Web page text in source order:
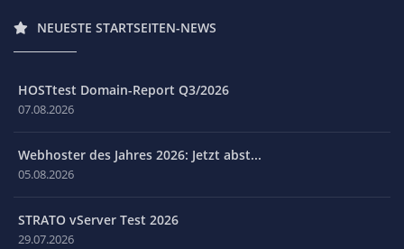
NEUESTE STARTSEITEN-NEWS
HOSTtest Domain-Report Q3/2026
07.08.2026
Webhoster des Jahres 2026: Jetzt abst...
05.08.2026
STRATO vServer Test 2026
29.07.2026